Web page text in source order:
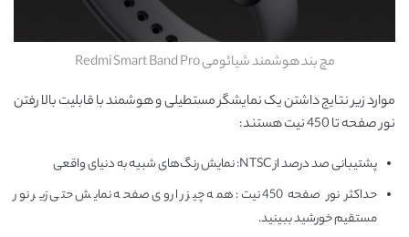
مچ بند هوشمند شیائومی Redmi Smart Band Pro
موارد زیر نتایج داشتن یک نمایشگر مستطیلی و هوشمند با قابلیت بالا رفتن
نور صفحه تا 450 نیت هستند:
پشتیبانی صد درصد از NTSC: نمایش رنگ‌های شبیه به دنیای واقعی
حداکثر نور صفحه 450 نیت: همه چیز را روی صفحه نمایش حتی زیر نور
مستقیم خورشید ببینید.